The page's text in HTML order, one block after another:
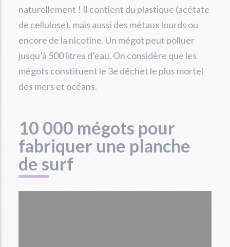
naturellement ! Il contient du plastique (acétate
de cellulose), mais aussi des métaux lourds ou
encore de la nicotine. Un mégot peut polluer
jusqu’à 500 litres d’eau. On considère que les
mégots constituent le 3e déchet le plus mortel
des mers et océans.
10 000 mégots pour
fabriquer une planche
de surf